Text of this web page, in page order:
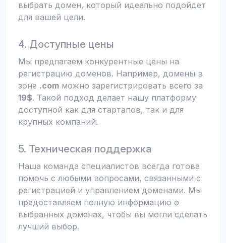
выбрать домен, который идеально подойдет
для вашей цели.
4. Доступные цены
Мы предлагаем конкурентные цены на
регистрацию доменов. Например, домены в
зоне .com можно зарегистрировать всего за
19$. Такой подход делает нашу платформу
доступной как для стартапов, так и для
крупных компаний.
5. Техническая поддержка
Наша команда специалистов всегда готова
помочь с любыми вопросами, связанными с
регистрацией и управлением доменами. Мы
предоставляем полную информацию о
выбранных доменах, чтобы вы могли сделать
лучший выбор.